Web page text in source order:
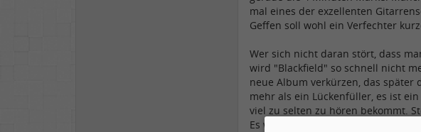
mal eines der exzellenten
Geffen soll wohl ein Verfechter
Wer sich nicht daran stört, dass
wird "Blackfield" so schnell nicht
neue Album verkürzen, das später
mehr als ein Lückenfüller, es ist
viel zu selten zu hören bekommt.
Es wird endlich Zeit, dass dem